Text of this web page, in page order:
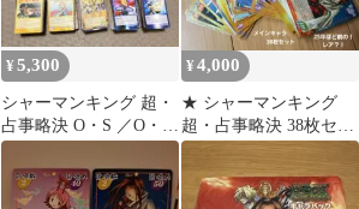
¥5,300
シャーマンキング 超・
占事略決 O・S ／O・S
スターター1
¥4,000
★ シャーマンキング
超・占事略決 38枚セッ
ト メインキャラ